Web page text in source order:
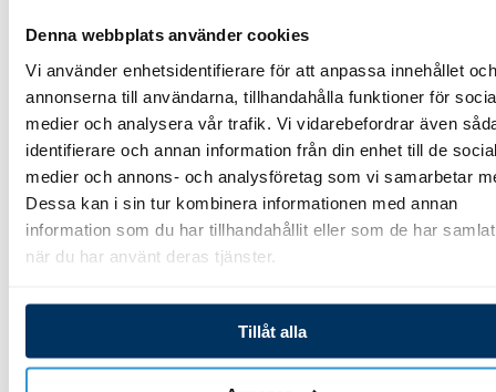
Denna webbplats använder cookies
Vi använder enhetsidentifierare för att anpassa innehållet och
annonserna till användarna, tillhandahålla funktioner för
medier och analysera vår trafik. Vi vidarebefordrar även
identifierare och annan information från din enhet till de
medier och annons- och analysföretag som vi samarbetar
Dessa kan i sin tur kombinera informationen med annan
information som du har tillhandahållit eller som de har
när du har använt deras tjänster.
Tillåt alla
Elbox
Balboa Kontrollbox
GS510SZ
9 239,00kr
Lägg till i varukorg
Elbox
Balboa Kontrollbox
GS504SZ
5 995,00 kr
Lägg till i varukorg